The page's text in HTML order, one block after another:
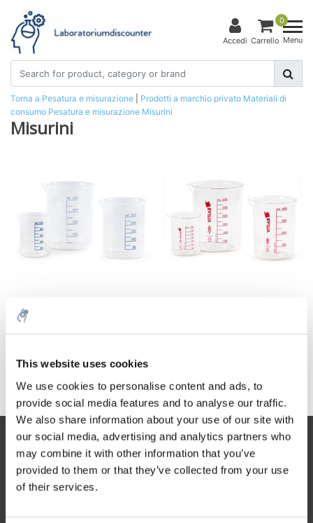
This website uses cookies
We use cookies to personalise content and ads, to
provide social media features and to analyse our traffic.
We also share information about your use of our site with
our social media, advertising and analytics partners who
may combine it with other information that you’ve
provided to them or that they’ve collected from your use
of their services.
Accedi
0
Carrello Menu
Torna a Pesatura e misurazione Prodotti a marchio privato Materiali di
consumo Pesatura e misurazione Misurini
Misurini
€2,89 IVA Esc. €3,23 IVA Esc.
Servizio di assistenza
Il mio account